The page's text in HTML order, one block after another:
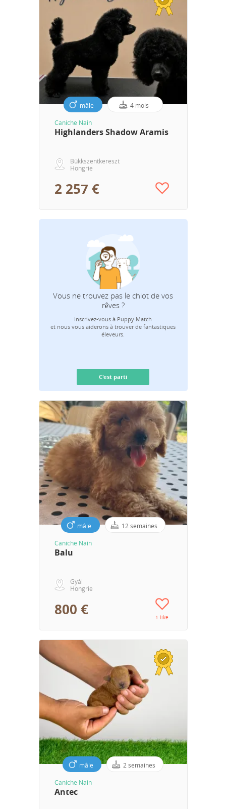
mâle 4 mois
Caniche Nain
Highlanders Shadow Aramis
Bükkszentkereszt
Hongrie
2 257 €
Vous ne trouvez pas le chiot de vos
rêves ?
Inscrivez-vous à Puppy Match
et nous vous aiderons à trouver de fantastiques
éleveurs.
C'est parti
mâle 12 semaines
Caniche Nain
Balu
Gyál
Hongrie
800 € 1 like
mâle 2 semaines
Caniche Nain
Antec